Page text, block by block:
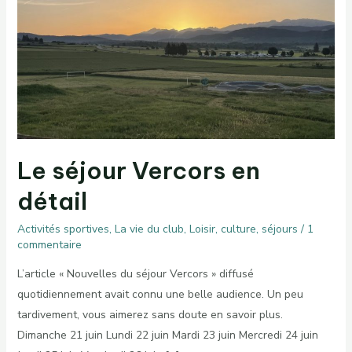
Le séjour Vercors en
détail
Activités sportives, La vie du club, Loisir, culture, séjours / 1
commentaire
L’article « Nouvelles du séjour Vercors » diffusé
quotidiennement avait connu une belle audience. Un peu
tardivement, vous aimerez sans doute en savoir plus.
Dimanche 21 juin Lundi 22 juin Mardi 23 juin Mercredi 24 juin